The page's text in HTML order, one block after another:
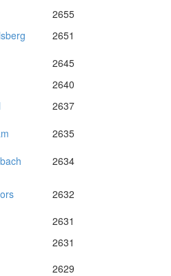
2655
2651
2645
2640
2637
2635
2634
2632
2631
2631
2629